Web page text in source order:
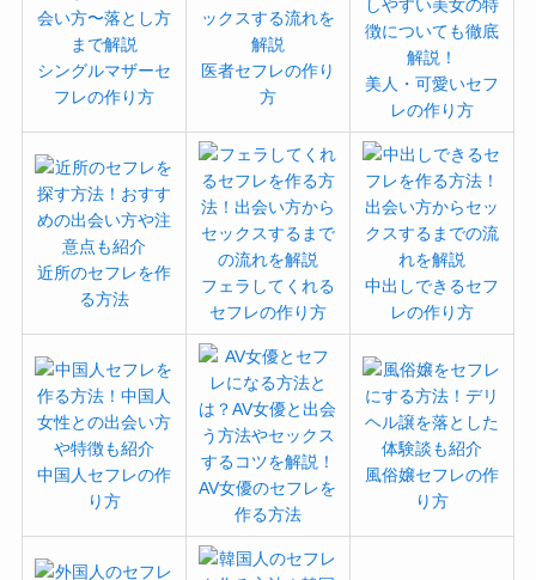
シングルマザーセ
フレの作り方
医者セフレの作り
方
美人・可愛いセフ
レの作り方
近所のセフレを作
る方法
フェラしてくれる
セフレの作り方
中出しできるセフ
レの作り方
中国人セフレの作
り方
AV女優のセフレを
作る方法
風俗嬢セフレの作
り方